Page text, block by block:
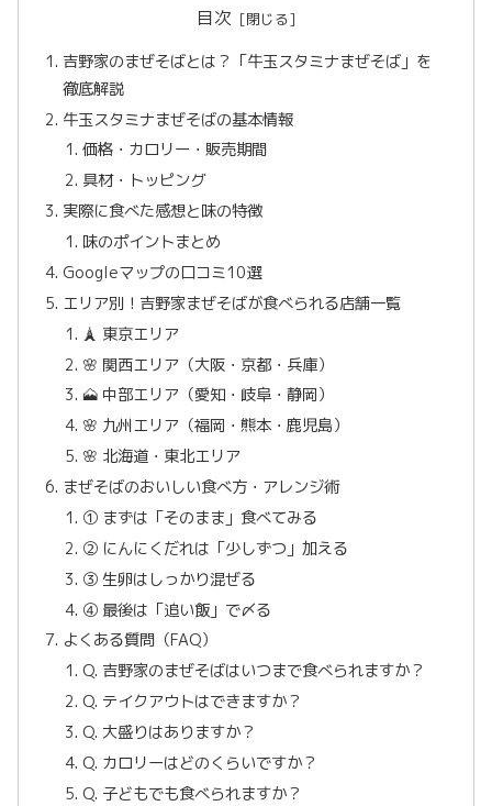
目次
吉野家のまぜそばとは？「牛玉スタミナまぜそば」を
徹底解説
牛玉スタミナまぜそばの基本情報
価格・カロリー・販売期間
具材・トッピング
実際に食べた感想と味の特徴
味のポイントまとめ
Googleマップの口コミ10選
エリア別！吉野家まぜそばが食べられる店舗一覧
🗼 東京エリア
🌸 関西エリア（大阪・京都・兵庫）
🗻 中部エリア（愛知・岐阜・静岡）
🌸 九州エリア（福岡・熊本・鹿児島）
🌸 北海道・東北エリア
まぜそばのおいしい食べ方・アレンジ術
① まずは「そのまま」食べてみる
② にんにくだれは「少しずつ」加える
③ 生卵はしっかり混ぜる
④ 最後は「追い飯」で〆る
よくある質問（FAQ）
Q. 吉野家のまぜそばはいつまで食べられますか？
Q. テイクアウトはできますか？
Q. 大盛りはありますか？
Q. カロリーはどのくらいですか？
Q. 子どもでも食べられますか？